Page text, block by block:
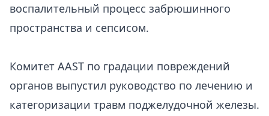
воспалительный процесс забрюшинного
пространства и сепсисом.
Комитет AAST по градации повреждений
органов выпустил руководство по лечению и
категоризации травм поджелудочной железы.